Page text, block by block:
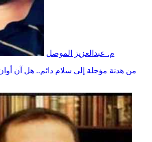
م. عبدالعزيز الموصل
من هدنة مؤجلة إلى سلام دائم.. هل آن